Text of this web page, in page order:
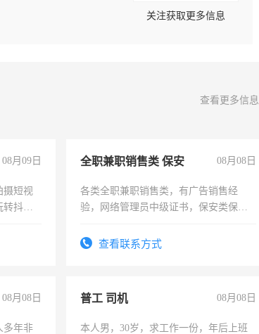
关注获取更多信息
查看更多信息
08月09日
摄短视
转抖音
抖
全职兼职销售类 保安 08月08日
各类全职兼职销售类，有广告销售经
验，网络管理员中级证书，保安类保安
有高低压电工证和十几年工作经验
查看联系方式
08月08日
多年非
普工 司机 08月08日
本人男，30岁，求工作一份，年后上班